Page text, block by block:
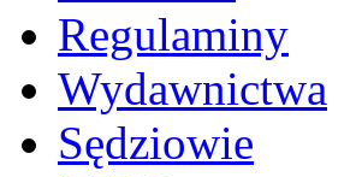
Regulaminy
Wydawnictwa
Sędziowie